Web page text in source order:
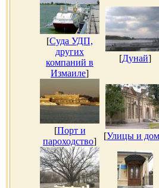
[Суда УДП,
других
компаний в
Измаиле]
[Дунай]
[Порт и
пароходство]
[Улицы и